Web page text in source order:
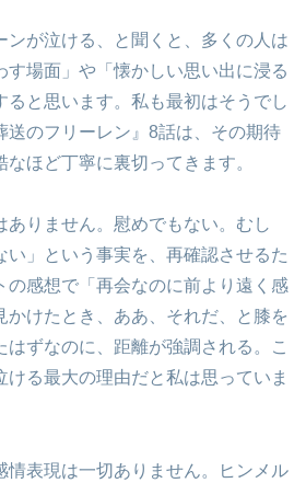
ンが泣ける、と聞くと、多くの人は
す場面」や「懐かしい思い出に浸る
ると思います。私も最初はそうでし
送のフリーレン』8話は、その期待
ほど丁寧に裏切ってきます。
ありません。慰めでもない。むし
い」という事実を、再確認させるた
の感想で「再会なのに前より遠く感
かけたとき、ああ、それだ、と膝を
はずなのに、距離が強調される。こ
ける最大の理由だと私は思っていま
情表現は一切ありません。ヒンメル